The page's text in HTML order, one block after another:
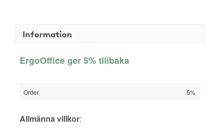
Information
ErgoOffice ger 5% tillbaka
Order 5%
Allmänna villkor: